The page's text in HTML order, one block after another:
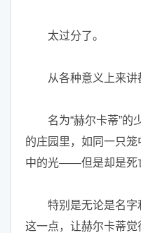
太过分了。
从各种意义上来讲
名为“赫尔卡蒂”的
的庄园里，如同一只
中的光——但是却是死
特别是无论是名字
这一点，让赫尔卡蒂